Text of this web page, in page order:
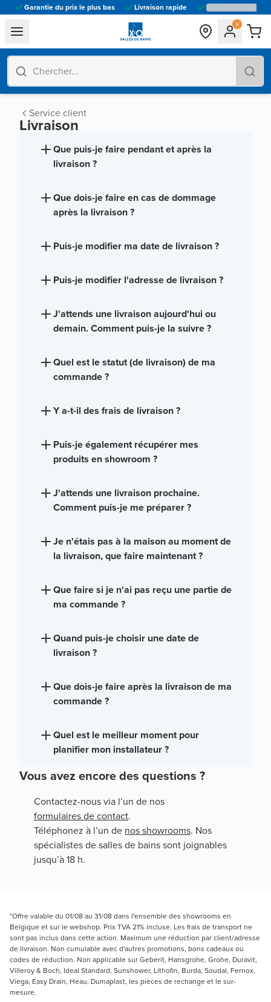
Garantie du prix le plus bas Livraison rapide
general.navigation.toggle_menu.label
Service client
Livraison
Que puis-je faire pendant et après la
livraison ?
Que dois-je faire en cas de dommage
après la livraison ?
Puis-je modifier ma date de livraison ?
Puis-je modifier l'adresse de livraison ?
J'attends une livraison aujourd'hui ou
demain. Comment puis-je la suivre ?
Quel est le statut (de livraison) de ma
commande ?
Y a-t-il des frais de livraison ?
Puis-je également récupérer mes
produits en showroom ?
J'attends une livraison prochaine.
Comment puis-je me préparer ?
Je n'étais pas à la maison au moment de
la livraison, que faire maintenant ?
Que faire si je n'ai pas reçu une partie de
ma commande ?
Quand puis-je choisir une date de
livraison ?
Que dois-je faire après la livraison de ma
commande ?
Quel est le meilleur moment pour
planifier mon installateur ?
Vous avez encore des questions ?
Contactez-nous via l’un de nos
formulaires de contact.
Téléphonez à l’un de nos showrooms. Nos
spécialistes de salles de bains sont joignables
jusqu’à 18 h.
*Offre valable du 01/08 au 31/08 dans l'ensemble des showrooms en
Belgique et sur le webshop. Prix TVA 21% incluse. Les frais de transport ne
sont pas inclus dans cette action. Maximum une réduction par client/adresse
de livraison. Non cumulable avec d'autres promotions, bons cadeaux ou
codes de réduction. Non applicable sur Geberit, Hansgrohe, Grohe, Duravit,
Villeroy & Boch, Ideal Standard, Sunshower, Lithofin, Burda, Soudal, Fernox,
Viega, Easy Drain, Heau, Dumaplast, les pièces de rechange et le sur-
mesure.